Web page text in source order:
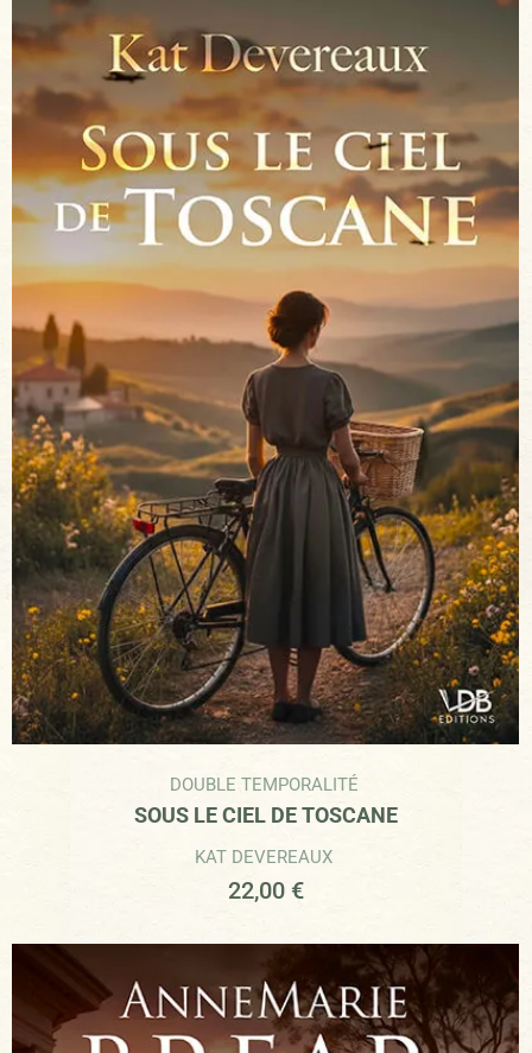
DOUBLE TEMPORALITÉ
SOUS LE CIEL DE TOSCANE
KAT DEVEREAUX
22,00 €